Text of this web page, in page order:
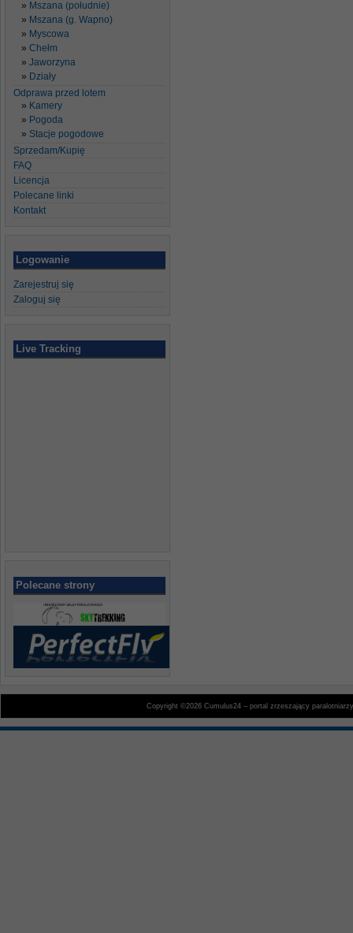
Mszana (południe)
Mszana (g. Wapno)
Myscowa
Chełm
Jaworzyna
Działy
Odprawa przed lotem
Kamery
Pogoda
Stacje pogodowe
Sprzedam/Kupię
FAQ
Licencja
Polecane linki
Kontakt
Logowanie
Zarejestruj się
Zaloguj się
Live Tracking
Polecane strony
Copyright ©2026 Cumulus24 – portal zrzeszający